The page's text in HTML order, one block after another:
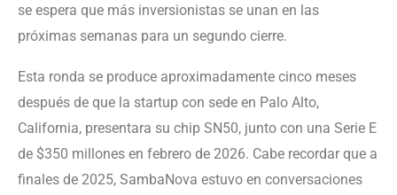
se espera que más inversionistas se unan en las
próximas semanas para un segundo cierre.
Esta ronda se produce aproximadamente cinco meses
después de que la startup con sede en Palo Alto,
California, presentara su chip SN50, junto con una Serie E
de $350 millones en febrero de 2026. Cabe recordar que a
finales de 2025, SambaNova estuvo en conversaciones